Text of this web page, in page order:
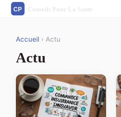
Accueil › Actu
Actu